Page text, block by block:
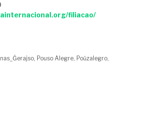
filiacao/
, Pouso Alegre, Poŭzalegro,